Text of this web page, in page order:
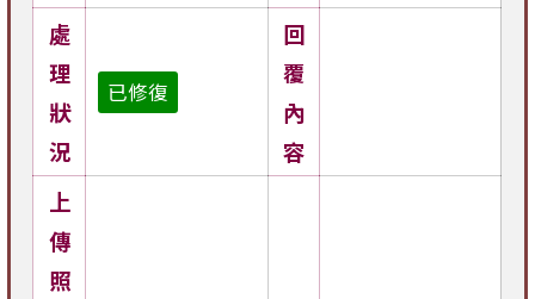
處
理
狀
況
已修復
回
覆
內
容
上
傳
照